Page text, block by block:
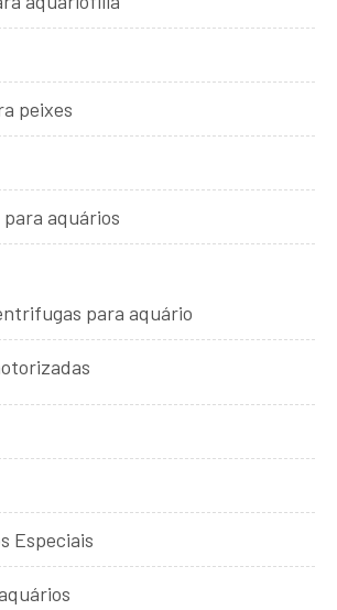
peixes
aquários
para aquário
Especiais